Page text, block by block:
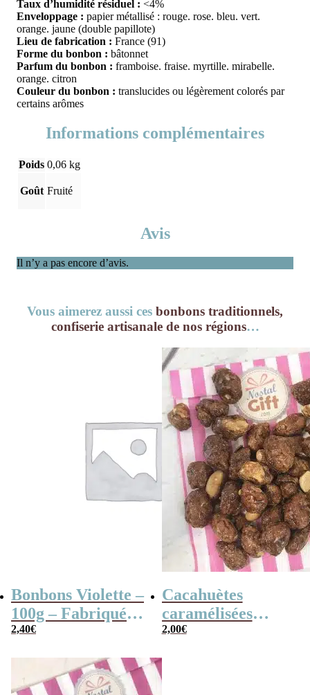
Taux d’humidité résiduel : <4%
Enveloppage : papier métallisé : rouge. rose. bleu. vert.
orange. jaune (double papillote)
Lieu de fabrication : France (91)
Forme du bonbon : bâtonnet
Parfum du bonbon : framboise. fraise. myrtille. mirabelle.
orange. citron
Couleur du bonbon : translucides ou légèrement colorés par
certains arômes
Informations complémentaires
Poids 0,06 kg
Goût Fruité
Avis
Il n’y a pas encore d’avis.
Vous aimerez aussi ces bonbons traditionnels,
confiserie artisanale de nos régions…
Bonbons Violette –
100g – Fabriqués
en France
2,40€
Cacahuètes
caramélisées
(chouchou) – 100g
2,00€